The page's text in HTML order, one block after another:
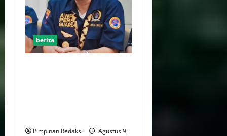
berita
Pimpinan Redaksi
Agustus 9,